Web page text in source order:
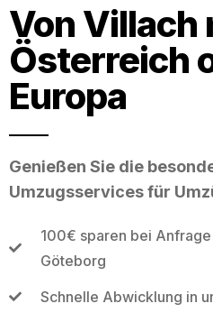
Von Villach
Österreich
Europa
Genießen Sie die
Umzugsservices für
100€ sparen bei
Göteborg
Schnelle Abwicklung in